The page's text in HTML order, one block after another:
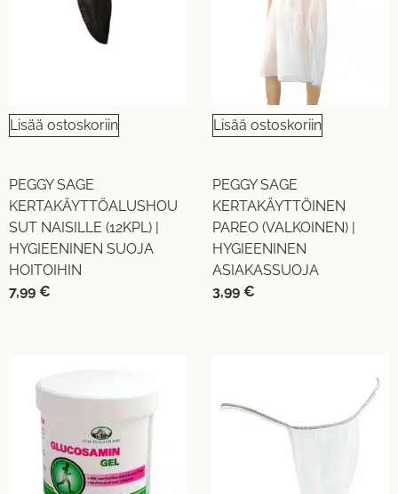
Lisää ostoskoriin
PEGGY SAGE
KERTAKÄYTTÖALUSHOU
SUT NAISILLE (12KPL) |
HYGIEENINEN SUOJA
HOITOIHIN
7,99 €
Lisää ostoskoriin
PEGGY SAGE
KERTAKÄYTTÖINEN
PAREO (VALKOINEN) |
HYGIEENINEN
ASIAKASSUOJA
3,99 €